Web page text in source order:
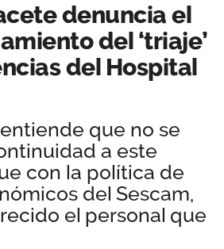
Área privada
denuncia el
del ‘triaje’
del Hospital
entiende que no se
a este
con la política de
del Sescam,
el personal que